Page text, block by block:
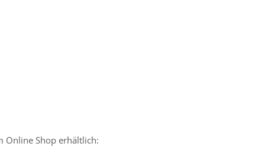
Online Shop erhältlich: